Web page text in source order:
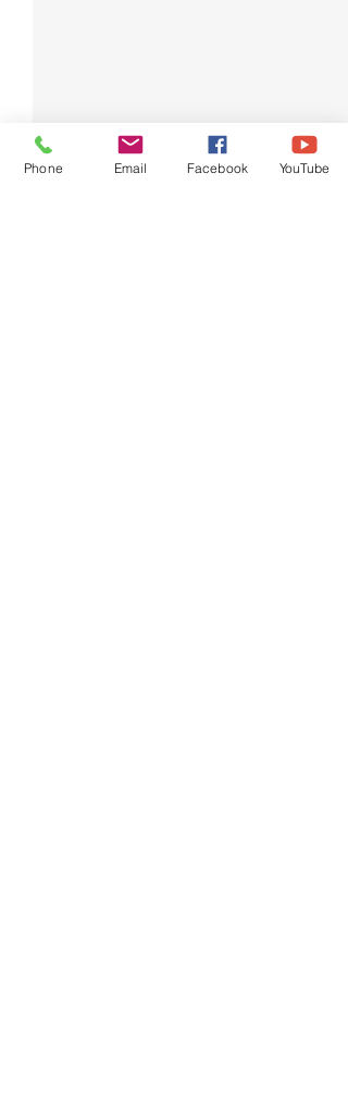
Phone Email Facebook YouTube